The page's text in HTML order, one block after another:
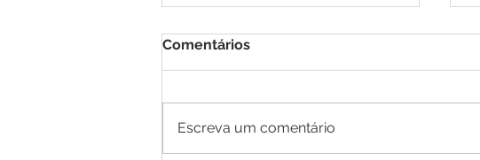
Comentários
Escreva um comentário